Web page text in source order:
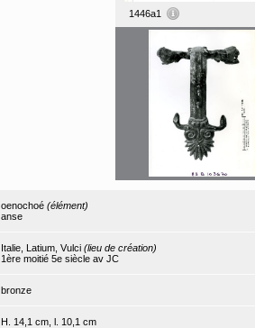
1446a1
oenochoé (élément)
anse
Italie, Latium, Vulci (lieu de création)
1ère moitié 5e siècle av JC
bronze
H. 14,1 cm, l. 10,1 cm